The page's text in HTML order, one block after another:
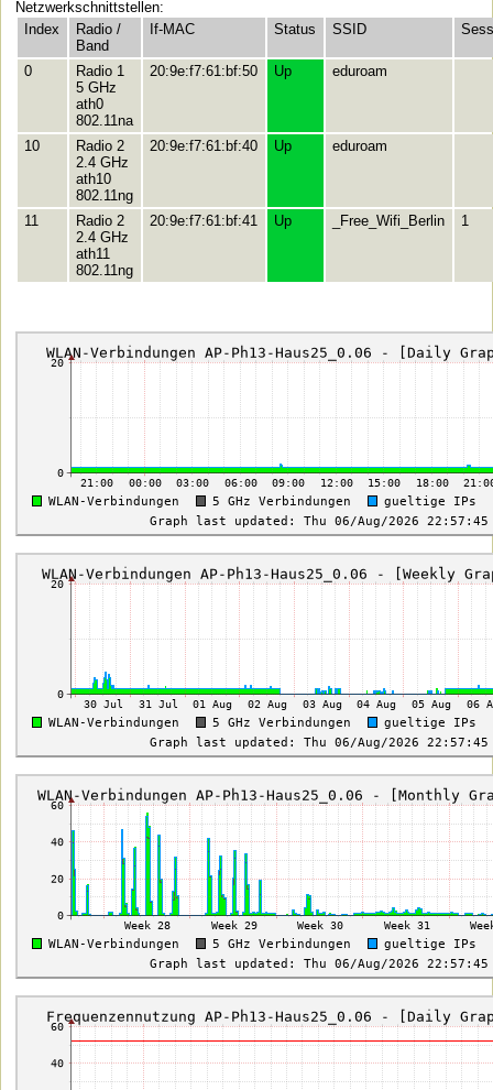
Netzwerkschnittstellen:
Index
Radio /
Band
If-MAC Status SSID
0
Radio 1
5 GHz
ath0
802.11na
20:9e:f7:61:bf:50 Up eduroam
10
Radio 2
2.4 GHz
ath10
802.11ng
20:9e:f7:61:bf:40 Up eduroam
11
Radio 2
2.4 GHz
ath11
802.11ng
20:9e:f7:61:bf:41 Up _Free_Wifi_Berlin 1